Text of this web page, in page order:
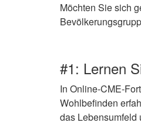
Möchten Sie sich
#1: Lernen
In Online-CME-
Wohlbefinden
das Lebensumfeld